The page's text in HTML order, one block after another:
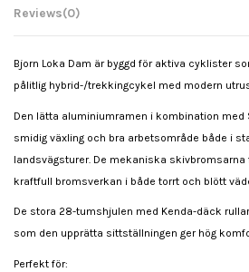
Reviews(0)
Bjorn Loka Dam är byggd för aktiva cyklister
pålitlig hybrid-/trekkingcykel med modern
Den lätta aluminiumramen i kombination med
smidig växling och bra arbetsområde både i
landsvägsturer. De mekaniska skivbromsarna
kraftfull bromsverkan i både torrt och blött
De stora 28-tumshjulen med Kenda-däck
som den upprätta sittställningen ger hög
Perfekt för: